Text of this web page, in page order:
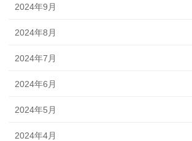
2024年9月
2024年8月
2024年7月
2024年6月
2024年5月
2024年4月